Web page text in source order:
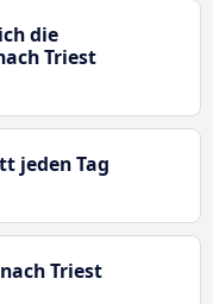
die
Triest
jeden Tag
Triest